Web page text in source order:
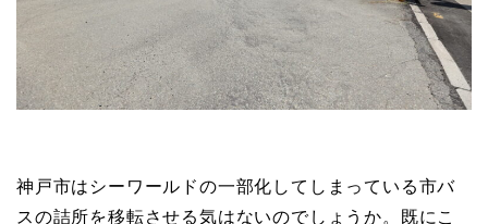
神戸市はシーワールドの一部化してしまっている市バ
スの詰所を移転させる気はないのでしょうか。既にこ